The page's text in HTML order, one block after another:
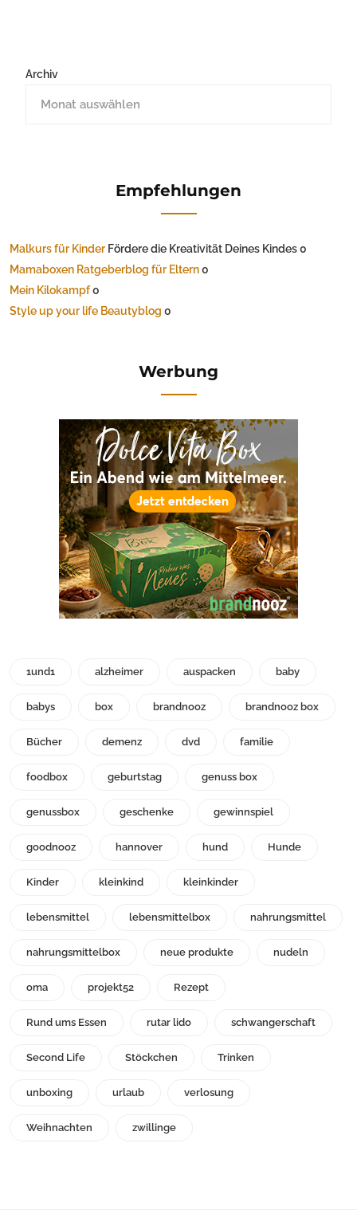
Archiv
Empfehlungen
Malkurs für Kinder Fördere die Kreativität Deines Kindes 0
Mamaboxen Ratgeberblog für Eltern0
Mein Kilokampf0
Style up your life Beautyblog 0
Werbung
1und1 alzheimer auspacken baby
babys box brandnooz brandnooz box
Bücher demenz dvd familie
foodbox geburtstag genuss box
genussbox geschenke gewinnspiel
goodnooz hannover hund Hunde
Kinder kleinkind kleinkinder
lebensmittel lebensmittelbox nahrungsmittel
nahrungsmittelbox neue produkte nudeln
oma projekt52 Rezept
Rund ums Essen rutar lido schwangerschaft
Second Life Stöckchen Trinken
unboxing urlaub verlosung
Weihnachten zwillinge